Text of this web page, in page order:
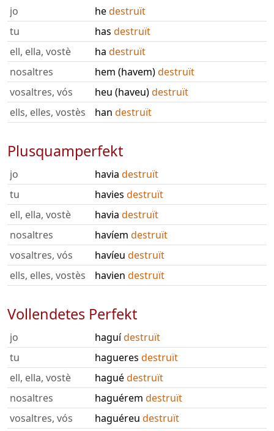
jo hedestruït
tu
has destruït
ell, ella, vostè
ha destruït
nosaltres
hem (havem)destruït
vosaltres, vós
heu (haveu)destruït
ells, elles, vostès
han destruït
Plusquamperfekt
jo havia destruït
tu
havies destruït
ell, ella, vostè
havia destruït
nosaltres
havíem destruït
vosaltres, vós
havíeu destruït
ells, elles, vostès
havien destruït
Vollendetes Perfekt
jo haguídestruït
tu
hagueres destruït
ell, ella, vostè
haguédestruït
nosaltres
haguérem destruït
vosaltres, vós
haguéreu destruït